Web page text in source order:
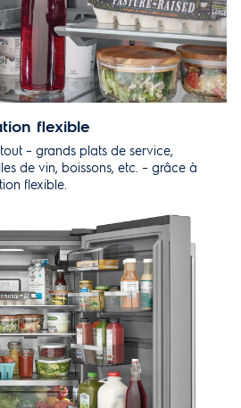
flexible
– grands plats de service,
de vin, boissons, etc. – grâce à
flexible.